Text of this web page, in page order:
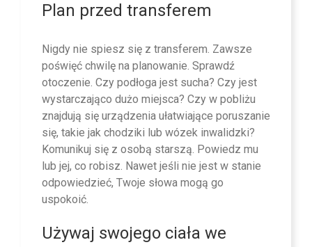
Plan przed transferem
Nigdy nie spiesz się z transferem. Zawsze
poświęć chwilę na planowanie. Sprawdź
otoczenie. Czy podłoga jest sucha? Czy jest
wystarczająco dużo miejsca? Czy w pobliżu
znajdują się urządzenia ułatwiające poruszanie
się, takie jak chodziki lub wózek inwalidzki?
Komunikuj się z osobą starszą. Powiedz mu
lub jej, co robisz. Nawet jeśli nie jest w stanie
odpowiedzieć, Twoje słowa mogą go
uspokoić.
Używaj swojego ciała we